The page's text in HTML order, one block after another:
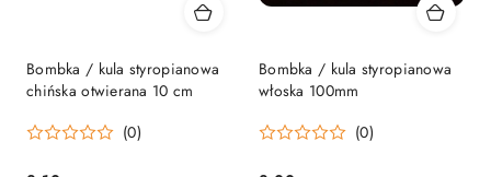
Bombka / kula styropianowa
chińska otwierana 10 cm
(0)
Bombka / kula styropianowa
włoska 100mm
(0)